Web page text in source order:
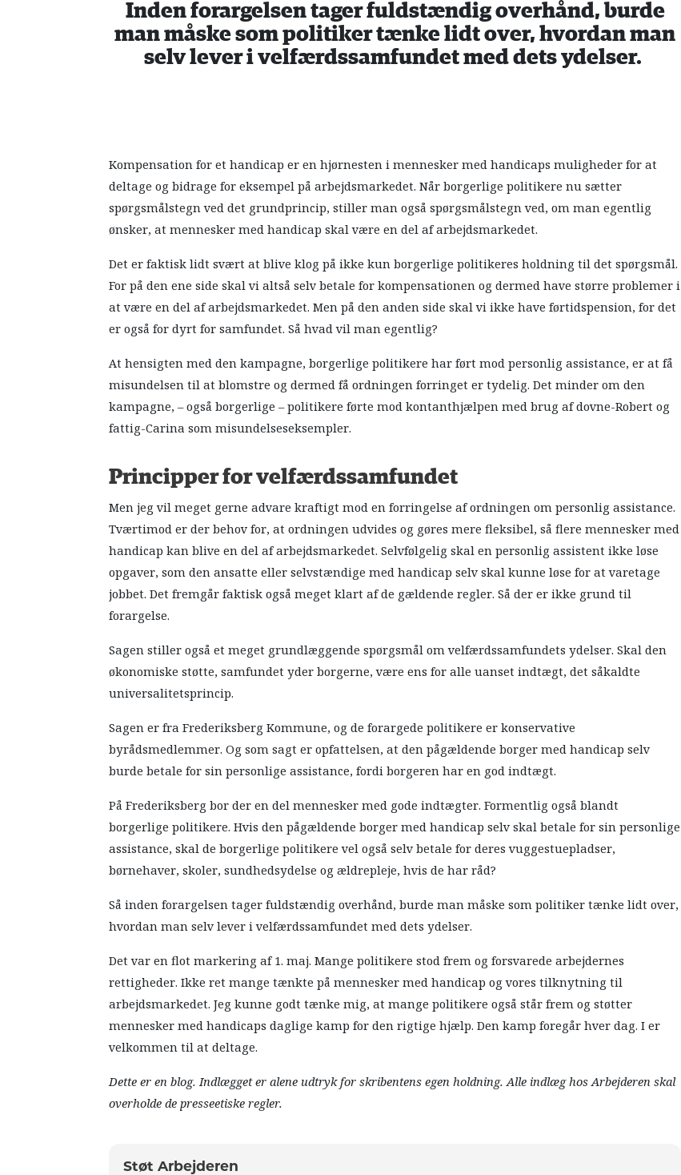
Inden forargelsen tager fuldstændig overhånd, burde
man måske som politiker tænke lidt over, hvordan man
selv lever i velfærdssamfundet med dets ydelser.
Kompensation for et handicap er en hjørnesten i mennesker med handicaps muligheder for at
deltage og bidrage for eksempel på arbejdsmarkedet. Når borgerlige politikere nu sætter
spørgsmålstegn ved det grundprincip, stiller man også spørgsmålstegn ved, om man egentlig
ønsker, at mennesker med handicap skal være en del af arbejdsmarkedet.
Det er faktisk lidt svært at blive klog på ikke kun borgerlige politikeres holdning til det spørgsmål.
For på den ene side skal vi altså selv betale for kompensationen og dermed have større problemer i
at være en del af arbejdsmarkedet. Men på den anden side skal vi ikke have førtidspension, for det
er også for dyrt for samfundet. Så hvad vil man egentlig?
At hensigten med den kampagne, borgerlige politikere har ført mod personlig assistance, er at få
misundelsen til at blomstre og dermed få ordningen forringet er tydelig. Det minder om den
kampagne, – også borgerlige – politikere førte mod kontanthjælpen med brug af dovne-Robert og
fattig-Carina som misundelseseksempler.
Principper for velfærdssamfundet
Men jeg vil meget gerne advare kraftigt mod en forringelse af ordningen om personlig assistance.
Tværtimod er der behov for, at ordningen udvides og gøres mere fleksibel, så flere mennesker med
handicap kan blive en del af arbejdsmarkedet. Selvfølgelig skal en personlig assistent ikke løse
opgaver, som den ansatte eller selvstændige med handicap selv skal kunne løse for at varetage
jobbet. Det fremgår faktisk også meget klart af de gældende regler. Så der er ikke grund til
forargelse.
Sagen stiller også et meget grundlæggende spørgsmål om velfærdssamfundets ydelser. Skal den
økonomiske støtte, samfundet yder borgerne, være ens for alle uanset indtægt, det såkaldte
universalitetsprincip.
Sagen er fra Frederiksberg Kommune, og de forargede politikere er konservative
byrådsmedlemmer. Og som sagt er opfattelsen, at den pågældende borger med handicap selv
burde betale for sin personlige assistance, fordi borgeren har en god indtægt.
På Frederiksberg bor der en del mennesker med gode indtægter. Formentlig også blandt
borgerlige politikere. Hvis den pågældende borger med handicap selv skal betale for sin personlige
assistance, skal de borgerlige politikere vel også selv betale for deres vuggestuepladser,
børnehaver, skoler, sundhedsydelse og ældrepleje, hvis de har råd?
Så inden forargelsen tager fuldstændig overhånd, burde man måske som politiker tænke lidt over,
hvordan man selv lever i velfærdssamfundet med dets ydelser.
Det var en flot markering af 1. maj. Mange politikere stod frem og forsvarede arbejdernes
rettigheder. Ikke ret mange tænkte på mennesker med handicap og vores tilknytning til
arbejdsmarkedet. Jeg kunne godt tænke mig, at mange politikere også står frem og støtter
mennesker med handicaps daglige kamp for den rigtige hjælp. Den kamp foregår hver dag. I er
velkommen til at deltage.
Dette er en blog. Indlægget er alene udtryk for skribentens egen holdning. Alle indlæg hos Arbejderen skal
overholde de presseetiske regler.
Støt Arbejderen